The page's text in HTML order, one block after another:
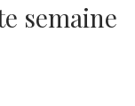
semaine